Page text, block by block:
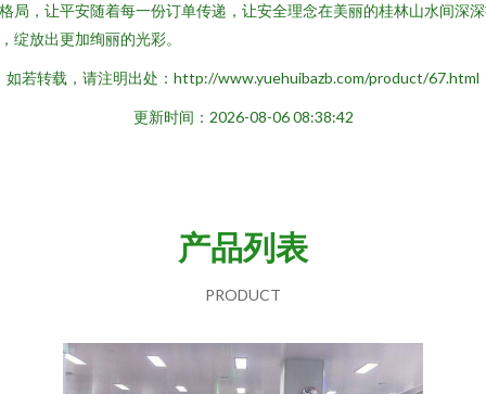
局，让平安随着每一份订单传递，让安全理念在美丽的桂林山水间深
绽放出更加绚丽的光彩。
如若转载，请注明出处：http://www.yuehuibazb.com/product/67.html
更新时间：2026-08-06 08:38:42
产品列表
PRODUCT